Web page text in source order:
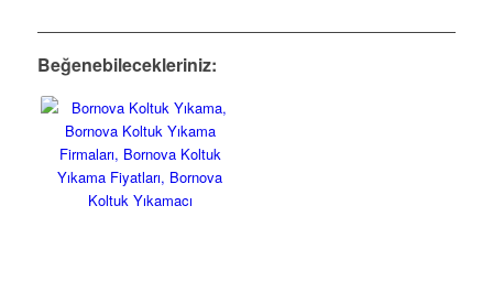
Beğenebilecekleriniz: